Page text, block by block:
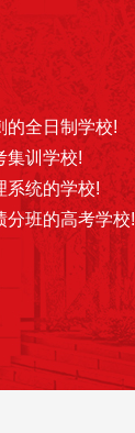
的全日制学校!
集训学校!
系统的学校!
分班的高考学校!